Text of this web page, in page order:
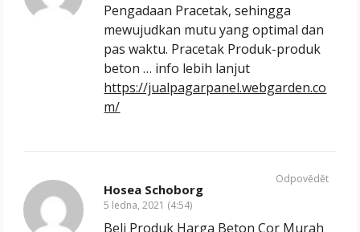
Pengadaan Pracetak, sehingga
mewujudkan mutu yang optimal dan
pas waktu. Pracetak Produk-produk
beton … info lebih lanjut
https://jualpagarpanel.webgarden.co
m/
Hosea Schoborg
5 ledna, 2021 (4:54)
Beli Produk Harga Beton Cor Murah
Odpovědět